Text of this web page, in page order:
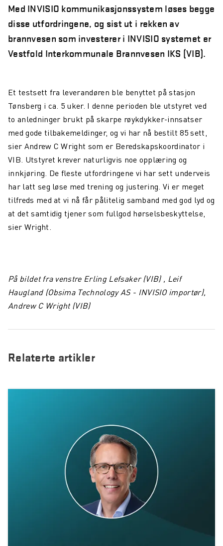
Northcom deltar på DALO Industry Days 2024
Kommunikasjon i Støyfylte Miljøer
Maritim konnektivitet: overvinne dekningsutfordringer
Northcom og Nokia går sammen for å levere kritiske
kommunikasjonsnettverk
Northcom News #4
En datadrevet digital maritim revolusjon
Northcom deltar på OTD Energy 2023 i Stavanger
Northcom vil sikre kommunikasjonsløsningen innenfor
havvind
Northcom deltar på Critical Communications World 2023
Elistair introduserer ORION Heavy Lift
Skihelsning frå Team Northcom
Northcom og Politiet har signert ny rammeavtale for
Valkyrje by Northcom
Sepura får nye eiere
Northcom deltar på World Maritime Forum
Northcom kjøper det finske tek-selskapet Portalify
Med INVISIO kommunikasjonssystem løses begge
disse utfordringene, og sist ut i rekken av
brannvesen som investerer i INVISIO systemet er
Vestfold Interkommunale Brannvesen IKS (VIB).
Et testsett fra leverandøren ble benyttet på stasjon
Tønsberg i ca. 5 uker. I denne perioden ble utstyret ved
to anledninger brukt på skarpe røykdykker-innsatser
med gode tilbakemeldinger, og vi har nå bestilt 85 sett,
sier Andrew C Wright som er Beredskapskoordinator i
VIB. Utstyret krever naturligvis noe opplæring og
innkjøring. De fleste utfordringene vi har sett underveis
har latt seg løse med trening og justering. Vi er meget
tilfreds med at vi nå får pålitelig samband med god lyd og
at det samtidig tjener som fullgod hørselsbeskyttelse,
sier Wright.
På bildet fra venstre Erling Lefsaker (VIB) , Leif
Haugland (Obsima Technology AS - INVISIO importør),
Andrew C Wright (VIB)
Relaterte artikler